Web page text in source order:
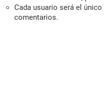
Cada usuario será el
comentarios.